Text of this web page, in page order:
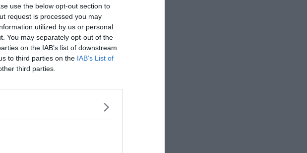
use the below opt-out section to
request is processed you may
utilized by us or personal
You may separately opt-out of the
on the IAB’s list of downstream
to third parties on the IAB’s List of
third parties.
fauglia